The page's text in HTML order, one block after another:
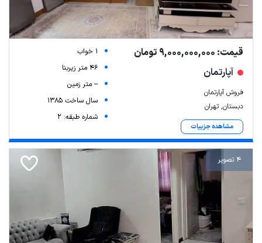
قیمت: 9,000,000,000 تومان
آپارتمان
فروش آپارتمان
دبستان, تهران
مشاهده جزییات
1 خواب
46 متر زیربنا
-- متر زمین
سال ساخت 1385
شماره طبقه: 2
4 تصویر